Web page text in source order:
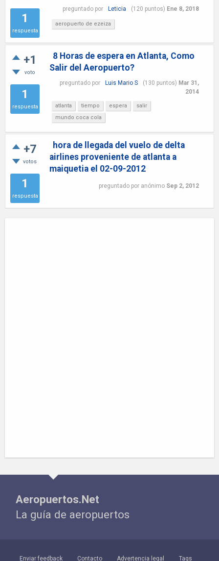
1
respuesta
preguntado por Leticia (120 puntos) Ene 8, 2018
aeropuerto de ezeiza
+1
voto
1
respuesta
8 Horas de espera en Atlanta, Como
Salir del Aeropuerto?
preguntado por Luis Mario S (130 puntos) Mar 31,
2014
atlanta tiempo espera
salir
mundo coca cola
+7
votos
1
respuesta
hora de llegada del vuelo de delta
airlines proveniente de atlanta a
maiquetia el 02-09-2012
preguntado por anónimo Sep 2, 2012
Aeropuertos.Net
La guía de aeropuertos
Enviar feedback Contacto Advertencia legal Tags